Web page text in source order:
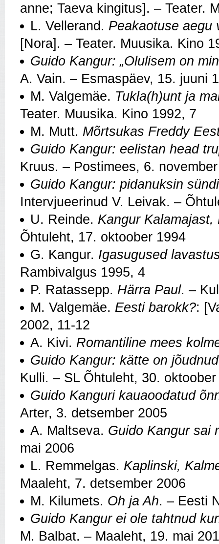
anne; Taeva kingitus]. – Teater.
L. Vellerand. Peakaotuse aegu
[Nora]. – Teater. Muusika. Kino
Guido Kangur: „Olulisem on
A. Vain. – Esmaspäev, 15. juuni
M. Valgemäe. Tukla(h)unt ja
Teater. Muusika. Kino 1992, 7
M. Mutt. Mõrtsukas Freddy
Guido Kangur: eelistan head
Kruus. – Postimees, 6.
Guido Kangur: pidanuksin
Intervjueerinud V. Leivak. –
U. Reinde. Kangur Kalamajast,
Õhtuleht, 17. oktoober 1994
G. Kangur. Igasugused
Rambivalgus 1995, 4
P. Ratassepp. Härra Paul. –
M. Valgemäe. Eesti barokk?:
2002, 11-12
A. Kivi. Romantiline mees
Guido Kangur: kätte on
Kulli. – SL Õhtuleht, 30.
Guido Kanguri kauaoodatud
Arter, 3. detsember 2005
A. Maltseva. Guido Kangur sai
mai 2006
L. Remmelgas. Kaplinski,
Maaleht, 7. detsember 2006
M. Kilumets. Oh ja Ah. – Eesti
Guido Kangur ei ole tahtnud
M. Balbat. – Maaleht, 19. mai